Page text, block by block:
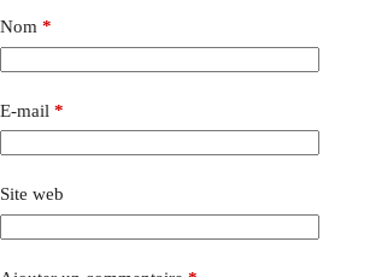
Nom *
E-mail *
Site web